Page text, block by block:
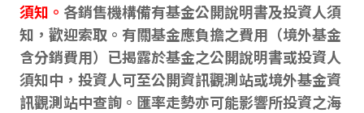
須知。 各銷售機構備有基金公開說明書及投資人須
知，歡迎索取。有關基金應負擔之費用（境外基金
含分銷費用）已揭露於基金之公開說明書或投資人
須知中，投資人可至公開資訊觀測站或境外基金資
訊觀測站中查詢。匯率走勢亦可能影響所投資之海